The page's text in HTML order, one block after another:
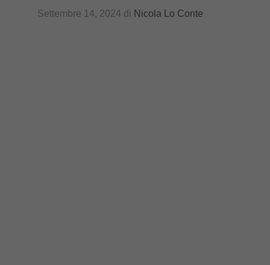
Settembre 14, 2024 di Nicola Lo Conte